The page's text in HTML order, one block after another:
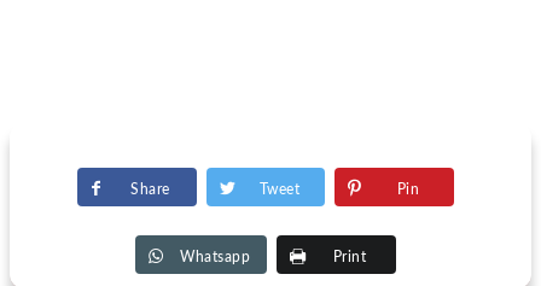
Share Tweet Pin
Whatsapp Print